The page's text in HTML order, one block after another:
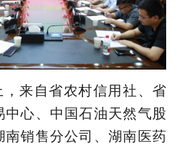
，来自省农村信用社、省
中心、中国石油天然气股
南销售分公司、湖南医药